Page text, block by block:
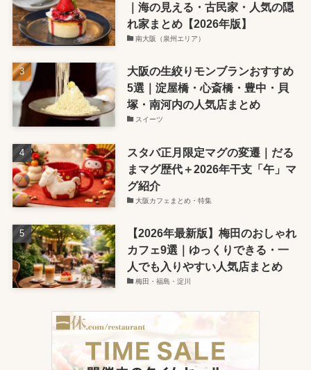
｜海の見える・古民家・人気の隠
れ家まとめ【2026年版】
南大阪（泉州エリア）
大阪の生絞りモンブランおすすめ
5選｜淀屋橋・心斎橋・豊中・貝
塚・南河内の人気店まとめ
スイーツ
スタバ正月限定マグの変遷｜だる
まマグ歴代＋2026年干支「午」マ
グ紹介
大阪カフェまとめ・特集
【2026年最新版】梅田のおしゃれ
カフェ9選｜ゆっくりできる・一
人でも入りやすい人気店まとめ
梅田・福島・淀川